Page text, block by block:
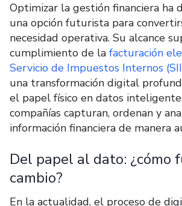
Optimizar la gestión financiera ha
una opción futurista para
necesidad operativa. Su alcance
cumplimiento de la facturación
Servicio de Impuestos Internos
una transformación digital
el papel físico en datos
compañías capturan, ordenan y
información financiera de manera
Del papel al dato: ¿cómo
cambio?
En la actualidad, el proceso de